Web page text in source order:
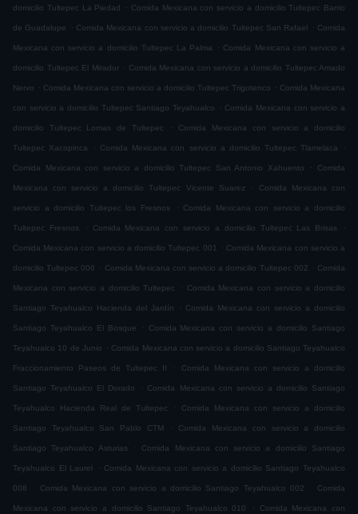
domicilio Tultepec La Piedad . Comida Mexicana con servicio a domicilio Tultepec Barrio
de Guadalupe . Comida Mexicana con servicio a domicilio Tultepec San Rafael . Comida
Mexicana con servicio a domicilio Tultepec La Palma . Comida Mexicana con servicio a
domicilio Tultepec El Mirador . Comida Mexicana con servicio a domicilio Tultepec Amado
Nervo . Comida Mexicana con servicio a domicilio Tultepec Trigotenco . Comida Mexicana
con servicio a domicilio Tultepec Santiago Teyahualco . Comida Mexicana con servicio a
domicilio Tultepec Lomas de Tultepec . Comida Mexicana con servicio a domicilio
Tultepec Xacopinca . Comida Mexicana con servicio a domicilio Tultepec Tlamelaca .
Comida Mexicana con servicio a domicilio Tultepec San Antonio Xahuento . Comida
Mexicana con servicio a domicilio Tultepec Vicente Suarez . Comida Mexicana con
servicio a domicilio Tultepec los Fresnos . Comida Mexicana con servicio a domicilio
Tultepec Fresnos . Comida Mexicana con servicio a domicilio Tultepec Las Brisas .
Comida Mexicana con servicio a domicilio Tultepec 001 . Comida Mexicana con servicio a
domicilio Tultepec 006 . Comida Mexicana con servicio a domicilio Tultepec 002 . Comida
Mexicana con servicio a domicilio Tultepec . Comida Mexicana con servicio a domicilio
Santiago Teyahualco Hacienda del Jardín . Comida Mexicana con servicio a domicilio
Santiago Teyahualco El Bosque . Comida Mexicana con servicio a domicilio Santiago
Teyahualco 10 de Junio . Comida Mexicana con servicio a domicilio Santiago Teyahualco
Fraccionamiento Paseos de Tultepec II . Comida Mexicana con servicio a domicilio
Santiago Teyahualco El Dorado . Comida Mexicana con servicio a domicilio Santiago
Teyahualco Hacienda Real de Tultepec . Comida Mexicana con servicio a domicilio
Santiago Teyahualco San Pablo CTM . Comida Mexicana con servicio a domicilio
Santiago Teyahualco Asturias . Comida Mexicana con servicio a domicilio Santiago
Teyahualco El Laurel . Comida Mexicana con servicio a domicilio Santiago Teyahualco
008 . Comida Mexicana con servicio a domicilio Santiago Teyahualco 002 . Comida
Mexicana con servicio a domicilio Santiago Teyahualco 010 . Comida Mexicana con